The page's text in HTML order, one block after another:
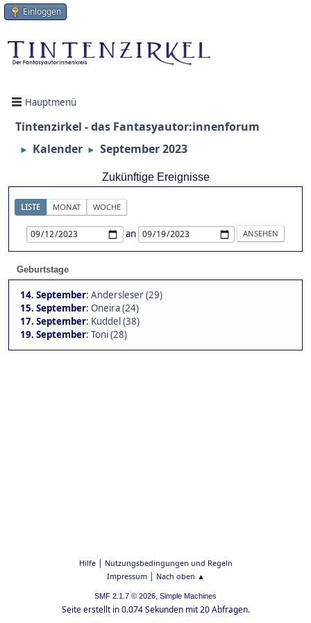
Einloggen
Hauptmenü
Tintenzirkel - das Fantasyautor:innenforum
► Kalender ► September 2023
Zukünftige Ereignisse
LISTE MONAT WOCHE
an
Geburtstage
14. September: Andersleser (29)
15. September: Oneira (24)
17. September: Kuddel (38)
19. September: Toni (28)
Hilfe| Nutzungsbedingungen und Regeln
Impressum| Nach oben ▲
SMF 2.1.7 © 2026, Simple Machines
Seite erstellt in 0.074 Sekunden mit 20 Abfragen.